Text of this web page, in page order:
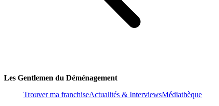
Les Gentlemen du Déménagement
Trouver ma franchiseActualités & InterviewsMédiathèque